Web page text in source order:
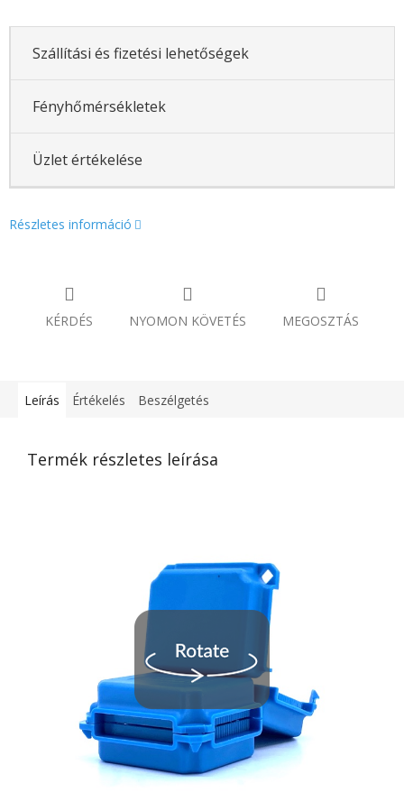
Szállítási és fizetési lehetőségek
Fényhőmérsékletek
Üzlet értékelése
Részletes információ
KÉRDÉS NYOMON KÖVETÉS MEGOSZTÁS
Leírás Értékelés Beszélgetés
Termék részletes leírása